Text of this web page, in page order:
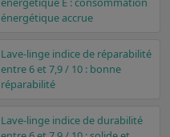
énergétique accrue
Lave-linge indice de réparabilité
entre 6 et 7,9 / 10 : bonne
réparabilité
Lave-linge indice de durabilité